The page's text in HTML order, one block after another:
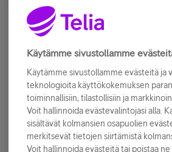
Älä jää paitsi – osallistu ja
Tilaa Telian uutiskirje ja olet
sähköpostiisi.
Tilaa nyt
Käytämme sivustollamme
Käytämme sivustollamme evästeitä ja
teknologioita käyttökokemuksen
toiminnallisiin, tilastollisiin ja
Voit hallinnoida evästevalintojasi alla.
sisältävät kolmansien osapuolien
merkitsevät tietojen siirtämistä
Voit hallinnoida evästeitä tai poistaa